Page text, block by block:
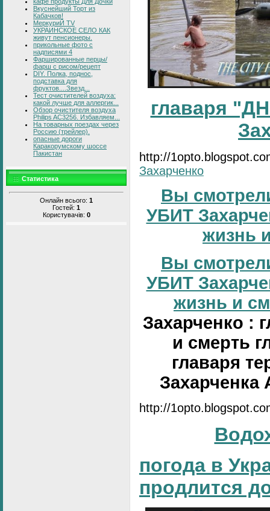
Вкуснейший Торт из
Кабачков!
МеркуриЙ TV
УКРАИНСКОЕ СЕЛО КАК
живут пенсионеры.
прикольные фото с
надписями 4
Фаршированные перцы/
фарш с рисом/рецепт
DIY. Полка, поднос,
подставка для
фруктов....Звезд...
Тест очистителей воздуха:
какой лучше для аллергик...
Обзор очистителя воздуха
Philips AC3256. Избавляем...
На товарных поездах через
Россию (трейлер).
опасные дороги
Каракорумскому шоссе
Пакистан
Статистика
Онлайн всього: 1
Гостей: 1
Користувачів: 0
главаря
http://
Захарченко
Вы
УБИТ
жизнь
Вы
УБИТ
жизнь и
Захарченко :
и смерть
главаря
Захарченка
http://
погода в
продлится